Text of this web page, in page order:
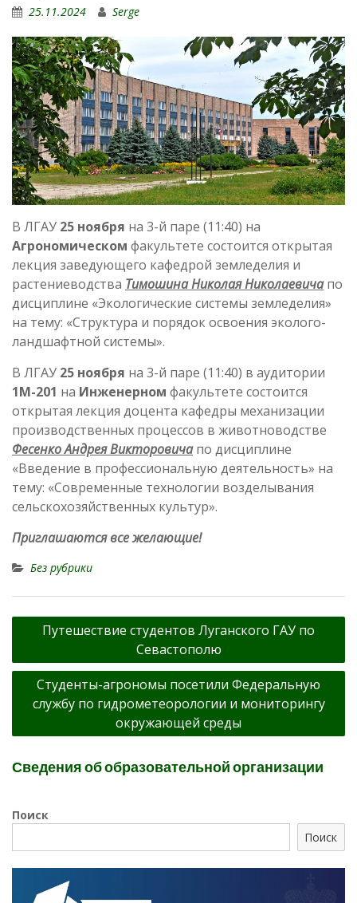
25.11.2024 Serge
В ЛГАУ 25 ноября на 3-й паре (11:40) на
Агрономическом факультете состоится открытая
лекция заведующего кафедрой земледелия и
растениеводства Тимошина Николая Николаевича по
дисциплине «Экологические системы земледелия»
на тему: «Структура и порядок освоения эколого-
ландшафтной системы».
В ЛГАУ 25 ноября на 3-й паре (11:40) в аудитории
1М-201 на Инженерном факультете состоится
открытая лекция доцента кафедры механизации
производственных процессов в животноводстве
Фесенко Андрея Викторовича по дисциплине
«Введение в профессиональную деятельность» на
тему: «Современные технологии возделывания
сельскохозяйственных культур».
Приглашаются все желающие!
Без рубрики
Навигация
записям
Путешествие студентов Луганского ГАУ по
Севастополю
Студенты-агрономы посетили Федеральную
службу по гидрометеорологии и мониторингу
окружающей среды
Сведения об образовательной организации
Поиск
Поиск